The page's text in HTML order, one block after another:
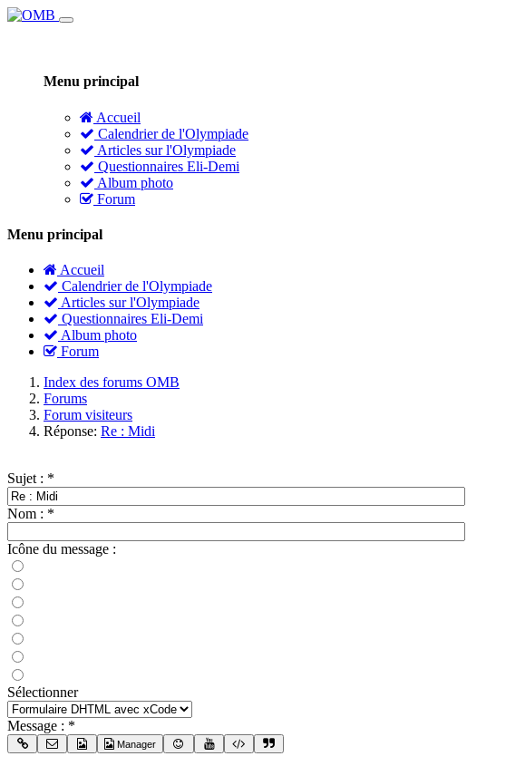
Menu principal
Accueil
Calendrier de l'Olympiade
Articles sur l'Olympiade
Questionnaires Eli-Demi
Album photo
Forum
Menu principal
Accueil
Calendrier de l'Olympiade
Articles sur l'Olympiade
Questionnaires Eli-Demi
Album photo
Forum
Index des forums OMB
Forums
Forum visiteurs
Réponse: Re : Midi
Sujet : *
Nom : *
Icône du message :
Sélectionner
Message : *
Manager